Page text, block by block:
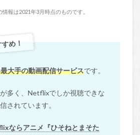
報は2021年3月時点のものです。
め！
大手の動画配信サービスです。
多く、Netflixでしか視聴できな
されています。
ならアニメ『ひそねとまそた